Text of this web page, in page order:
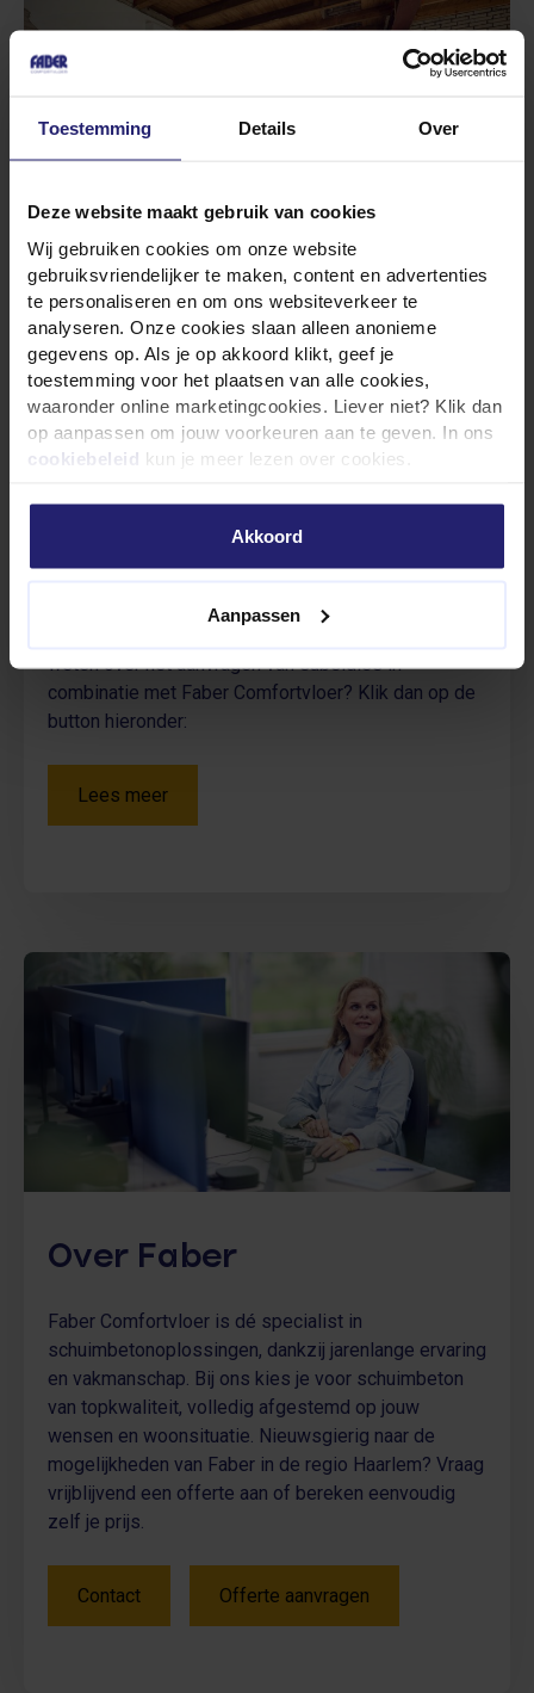
Toestemming Details Over
Deze website maakt gebruik van cookies
Wij gebruiken cookies om onze website
gebruiksvriendelijker te maken, content en advertenties
te personaliseren en om ons websiteverkeer te
analyseren. Onze cookies slaan alleen anonieme
gegevens op. Als je op akkoord klikt, geef je
toestemming voor het plaatsen van alle cookies,
waaronder online marketingcookies. Liever niet? Klik dan
op aanpassen om jouw voorkeuren aan te geven. In ons
cookiebeleid kun je meer lezen over cookies.
Akkoord
Aanpassen
Subsidies voor
woningverduurzaming in
Haarlem
voor Faber Comfortvloer, dan kom je mogelijk in
provinciale regelingen. Wij helpen je graag uitzoeken
weten over het aanvragen van subsidies in
combinatie met Faber Comfortvloer? Klik dan op de
button hieronder:
Lees meer
Over Faber
Faber Comfortvloer is dé specialist in
schuimbetonoplossingen, dankzij jarenlange ervaring
en vakmanschap. Bij ons kies je voor schuimbeton
van topkwaliteit, volledig afgestemd op jouw
wensen en woonsituatie. Nieuwsgierig naar de
mogelijkheden van Faber in de regio Haarlem? Vraag
vrijblijvend een offerte aan of bereken eenvoudig
zelf je prijs.
Contact Offerte aanvragen